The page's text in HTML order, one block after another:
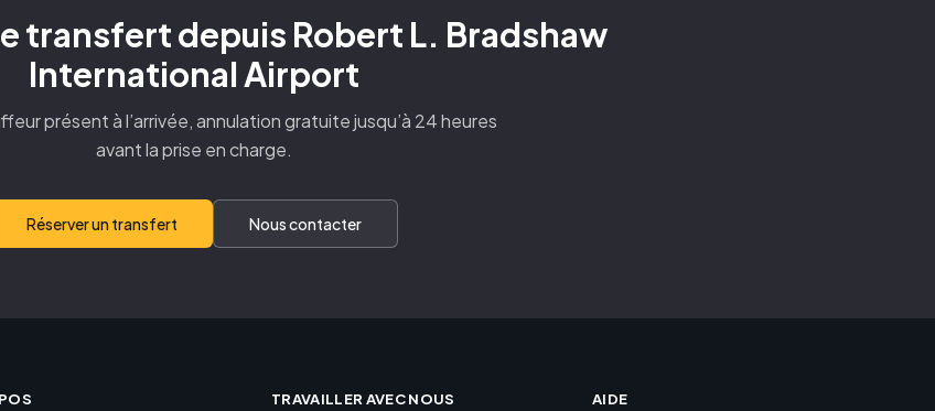
transfert depuis Robert L. Bradshaw
International Airport
présent à l’arrivée, annulation gratuite jusqu’à 24 heures
avant la prise en charge.
Réserver un transfert Nous contacter
TRAVAILLER AVEC NOUS AIDE